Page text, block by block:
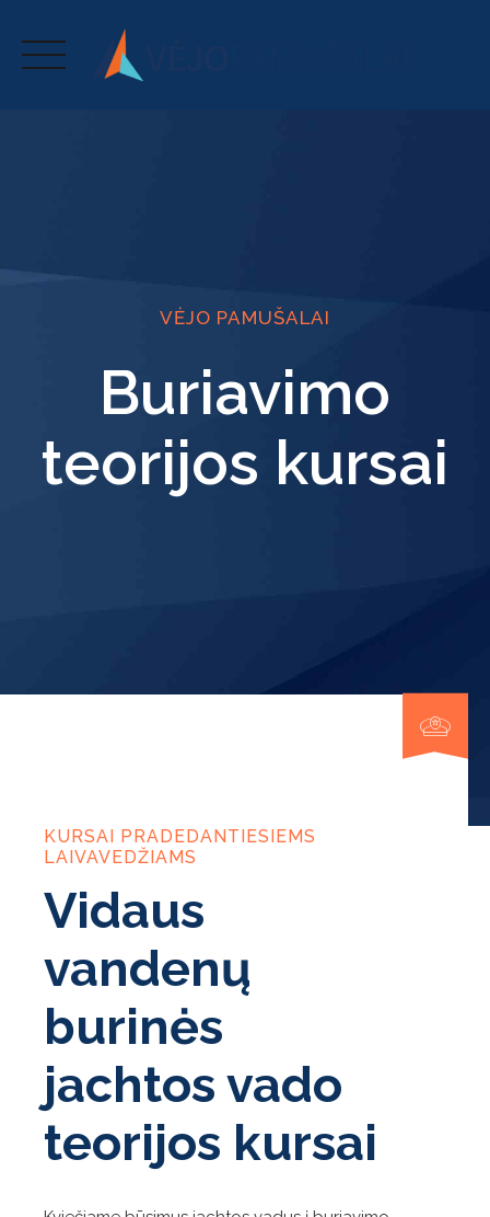
VĖJO PAMUŠALAI
Buriavimo
teorijos kursai
KURSAI PRADEDANTIESIEMS
LAIVAVEDŽIAMS
Vidaus
vandenų
burinės
jachtos vado
teorijos kursai